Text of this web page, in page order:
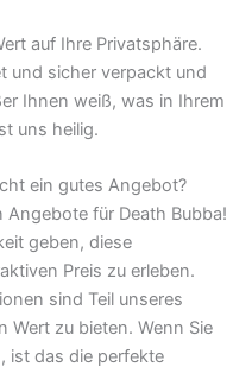
auf Ihre Privatsphäre.
und sicher verpackt und
Ihnen weiß, was in Ihrem
uns heilig.
ein gutes Angebot?
Angebote für Death Bubba!
geben, diese
Preis zu erleben.
sind Teil unseres
Wert zu bieten. Wenn Sie
ist das die perfekte